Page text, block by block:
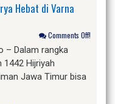
Hebat di Varna
Comments Off!
– Dalam rangka
Hijriyah
Jawa Timur bisa